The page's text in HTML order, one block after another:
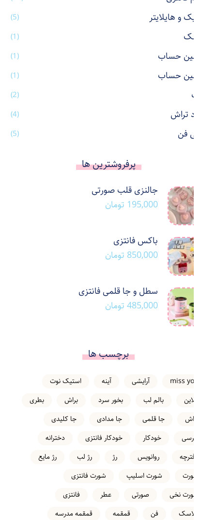
ماژیک و هایلایتر (5)
ماسک (1)
ماشین حساب (1)
ماشین حساب (1)
ماگ (2)
مداد تراش (4)
مینی فن (5)
پرفروشترین ها
جالنزی قلب صورتی
195,000 تومان
باکس فانتزی
850,000 تومان
سطل و جا قلمی فانتزی
485,000 تومان
برچسب ها
miss you آرایشی آینه
استیک نوت
انلاین
بالم لب بخور سرد براش
بطری
تراش
جا قلمی جا مدادی
جا کلیدی
خرسی
خودکار خودکار فانتزی
دخترانه
دفترچه
روانویس رژ رژ لب
رژ مایع
شورت
شورت اسلیپ
شورت فانتزی
شورت نخی
صورتی عطر
فانتزی
فلاسک
فن قمقمه
قمقمه مدرسه